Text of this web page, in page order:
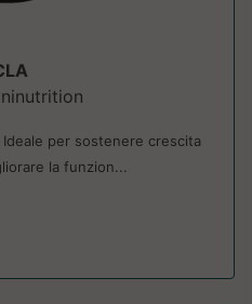
per sostenere crescita
la funzion...